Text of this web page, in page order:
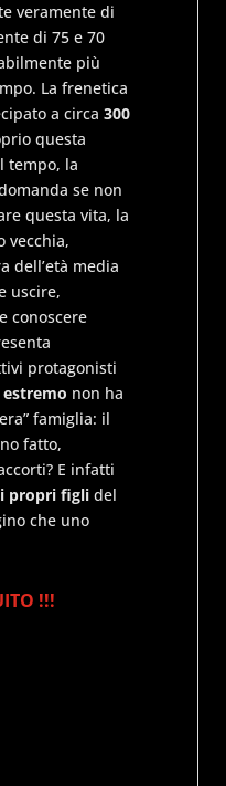
veramente di
di 75 e 70
più
La frenetica
a circa300
questa
tempo, la
se non
questa vita, la
vecchia,
dell’età media
uscire,
conoscere
protagonisti
non ha
famiglia: il
fatto,
E infatti
i propri figlidel
che uno
!!!